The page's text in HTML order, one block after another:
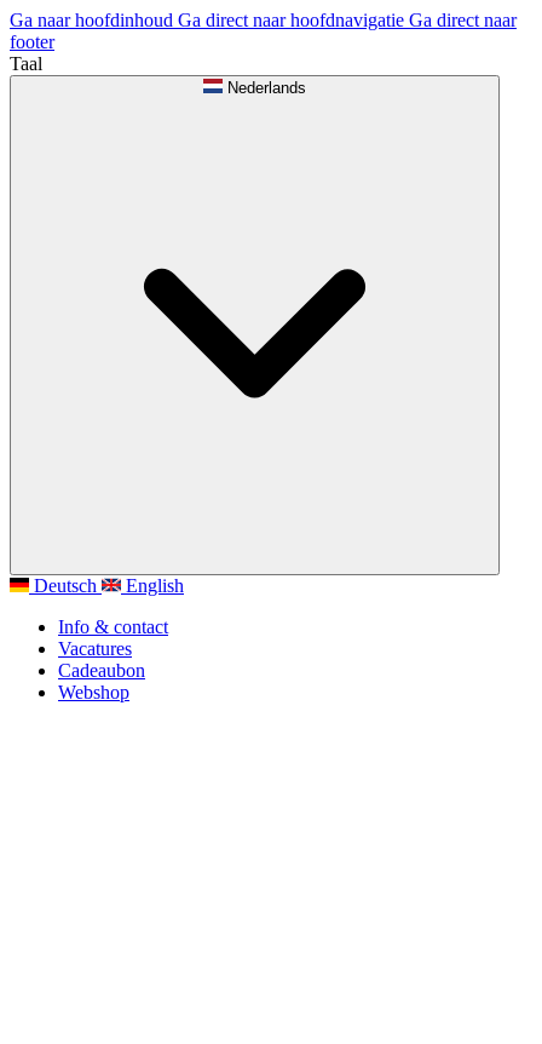
Ga naar hoofdinhoud Ga direct naar hoofdnavigatie Ga direct naar
footer
Taal
Nederlands
Deutsch
English
Info & contact
Vacatures
Cadeaubon
Webshop